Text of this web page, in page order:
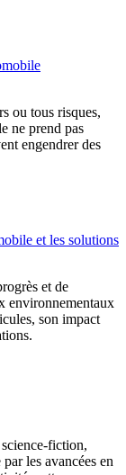
ou tous risques,
ne prend pas
engendrer des
et les solutions
et de
environnementaux
son impact
fiction,
les avancées en